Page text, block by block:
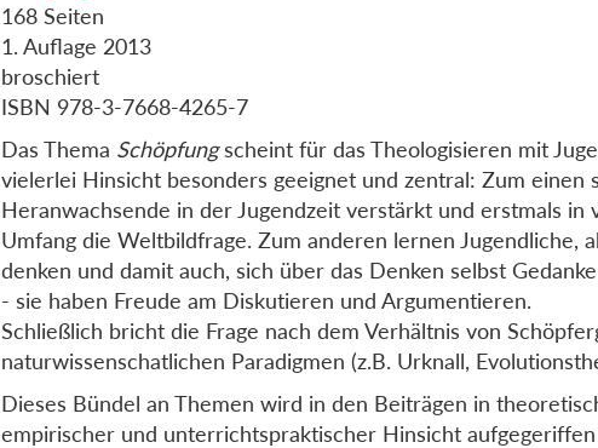
168 Seiten
1. Auflage 2013
broschiert
ISBN 978-3-7668-4265-7
Das Thema Schöpfungscheint für das Theologisieren mit
vielerlei Hinsicht besonders geeignet und zentral: Zum einen
Heranwachsende in der Jugendzeit verstärkt und erstmals in
Umfang die Weltbildfrage. Zum anderen lernen Jugendliche,
denken und damit auch, sich über das Denken selbst
- sie haben Freude am Diskutieren und Argumentieren.
Schließlich bricht die Frage nach dem Verhältnis von
naturwissenschatlichen Paradigmen (z.B. Urknall,
Dieses Bündel an Themen wird in den Beiträgen in
empirischer und unterrichtspraktischer Hinsicht